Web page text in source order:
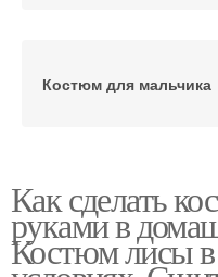
Костюм для мальчика
Костюмы на новый год
Как сделать
руками в
Костюм лисы